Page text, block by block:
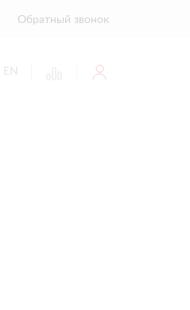
Обратный звонок
EN